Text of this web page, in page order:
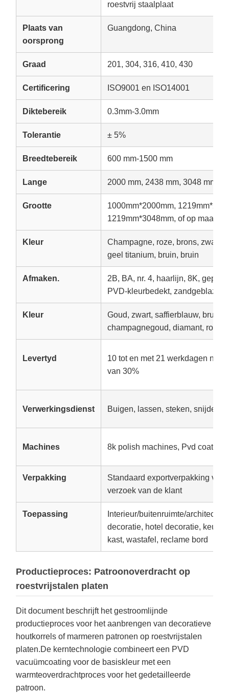
roestvrij staalplaat
Plaats van
oorsprong
Guangdong, China
Graad 201, 304, 316, 410, 430
Certificering ISO9001 en ISO14001
Diktebereik 0.3mm-3.0mm
Tolerantie ± 5%
Breedtebereik 600 mm-1500 mm
Lange 2000 mm, 2438 mm, 3048 mm of
Grootte
1000mm*2000mm,
1219mm*3048mm, of op maat
Kleur
Champagne, roze, brons, zwart
geel titanium, bruin, bruin
Afmaken.
2B, BA, nr. 4, haarlijn, 8K,
PVD-kleurbedekt,
Kleur
Goud, zwart, saffierblauw, bruin,
champagnegoud, diamant,
Levertyd
10 tot en met 21 werkdagen na
van 30%
Verwerkingsdienst Buigen, lassen, steken, snijden
Machines 8k polish machines, Pvd coating
Verpakking
Standaard exportverpakking
verzoek van de klant
Toepassing
Interieur/buitenruimte/
decoratie, hotel decoratie,
kast, wastafel, reclame bord
Productieproces: Patroonoverdracht op
roestvrijstalen platen
Dit document beschrijft het gestroomlijnde
productieproces voor het aanbrengen van decoratieve
houtkorrels of marmeren patronen op roestvrijstalen
platen.De kerntechnologie combineert een PVD
vacuümcoating voor de basiskleur met een
warmteoverdrachtproces voor het gedetailleerde
patroon.